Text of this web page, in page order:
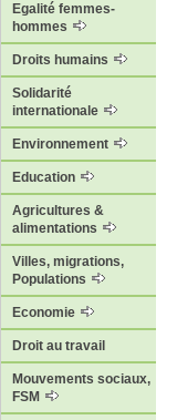
Egalité femmes-
hommes
Droits humains
Solidarité
internationale
Environnement
Education
Agricultures &
alimentations
Villes, migrations,
Populations
Economie
Droit au travail
Mouvements sociaux,
FSM